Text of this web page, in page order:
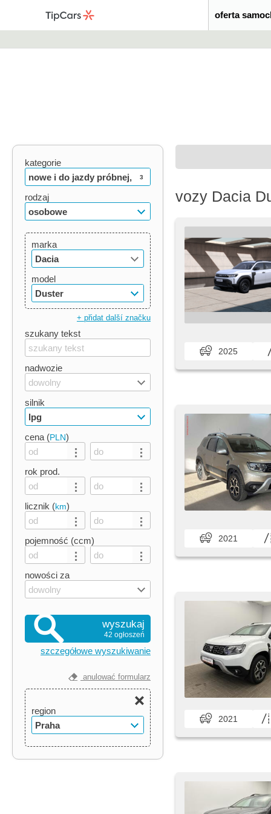
oferta
kategorie
nowe i do jazdy próbnej,
używane, oldtimery
3
rodzaj
osobowe
marka
Dacia
model
Duster
+ přidat další značku
szukany tekst
nadwozie
dowolny
silnik
lpg
cena (PLN)
rok prod.
licznik (km)
pojemność (ccm)
nowości za
dowolny
wyszukaj
42 ogłoszeń
szczegółowe wyszukiwanie
anulować formularz
region
Praha
vozy Dacia
2025
2021
2021